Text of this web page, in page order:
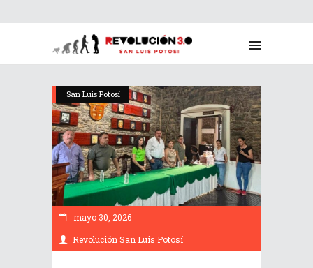
San Luis Potosí
mayo 30, 2026
Revolución San Luis Potosí